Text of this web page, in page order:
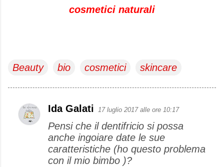
cosmetici naturali
Beauty bio cosmetici skincare
C
Ida Galati 17 luglio 2017 alle ore 10:17
Pensi che il dentifricio si possa
anche ingoiare date le sue
caratteristiche (ho questo problema
con il mio bimbo )?